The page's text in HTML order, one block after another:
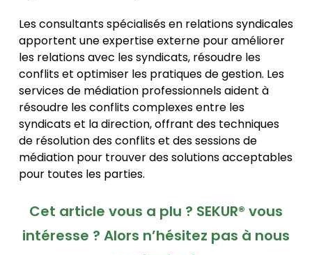
Les consultants spécialisés en relations syndicales
apportent une expertise externe pour améliorer
les relations avec les syndicats, résoudre les
conflits et optimiser les pratiques de gestion. Les
services de médiation professionnels aident à
résoudre les conflits complexes entre les
syndicats et la direction, offrant des techniques
de résolution des conflits et des sessions de
médiation pour trouver des solutions acceptables
pour toutes les parties.
Cet article vous a plu ? SEKUR® vous
intéresse ? Alors n’hésitez pas à nous